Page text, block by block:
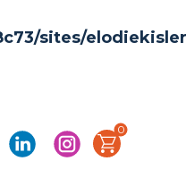
sites/
0